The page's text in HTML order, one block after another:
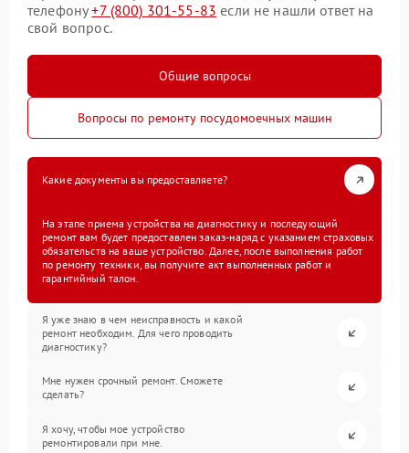
телефону+7 (800) 301-55-83 если не нашли ответ на
свой вопрос.
Общие вопросы
Вопросы по ремонту посудомоечных машин
Какие документы вы предоставляете?
На этапе приема устройства на диагностику и последующий
ремонт вам будет предоставлен заказ-наряд с указанием страховых
обязательств на ваше устройство. Далее, после выполнения работ
по ремонту техники, вы получите акт выполненных работ и
гарантийный талон.
Я уже знаю в чем неисправность и какой
ремонт необходим. Для чего проводить
диагностику?
Мне нужен срочный ремонт. Сможете
сделать?
Я хочу, чтобы мое устройство
ремонтировали при мне.